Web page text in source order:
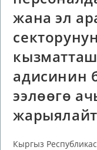
жана эл
адисинин
ээлөөгө
жарыялайт
Кыргыз